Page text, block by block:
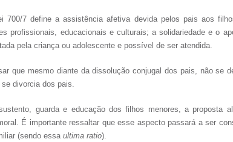
700/7 define a assistência afetiva devida pelos pais aos
profissionais, educacionais e culturais; a solidariedade e o
pela criança ou adolescente e possível de ser atendida.
que mesmo diante da dissolução conjugal dos pais, não se
divorcia dos pais.
guarda e educação dos filhos menores, a proposta
É importante ressaltar que esse aspecto passará a ser
(sendo essa ultima ratio).